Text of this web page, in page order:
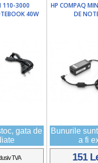
110-3000
40W
gata de
TVA
HP COMPAQ
DE
Bunurile
a fi
151